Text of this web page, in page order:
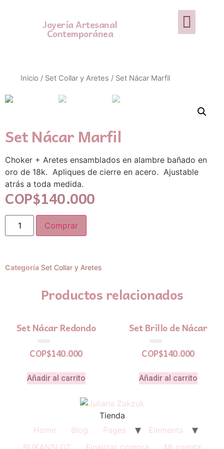
Joyería Artesanal
Contemporánea
Inicio / Set Collar y Aretes / Set Nácar Marfil
Set Nácar Marfil
Choker + Aretes ensamblados en alambre bañado en
oro de 18k. Apliques de cierre en acero. Ajustable
atrás a toda medida.
COP$140.000
Comprar
Categoría Set Collar y Aretes
Productos relacionados
Set Nácar Redondo
Valorado
en
5
COP$140.000
Añadir al carrito
Set Brillo de Nácar
Valorado
en
5
COP$140.000
Añadir al carrito
Tienda
Home
Blog Pages
Elements
BUKANSLOT
Finalizar compra Mi cuenta